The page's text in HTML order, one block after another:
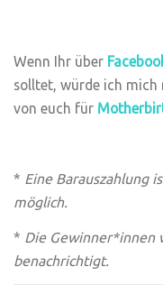
Wenn Ihr über
solltet, würde ich mich
von euch für
* Eine Barauszahlung
möglich.
* Die Gewinner*innen
benachrichtigt.